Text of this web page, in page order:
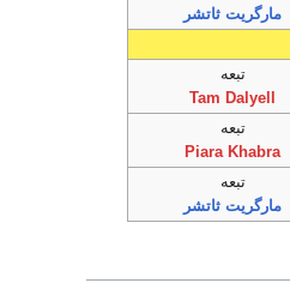
مارگريت ثاتشر
تبعه
Tam Dalyell
تبعه
Piara Khabra
تبعه
مارگريت ثاتشر